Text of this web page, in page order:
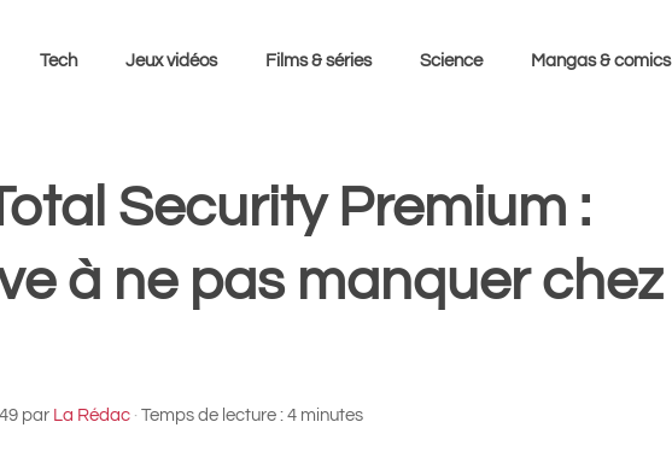
Tech Jeux vidéos Films & séries Science Mangas & comics
Security Premium :
à ne pas manquer chez
par La Rédac · Temps de lecture : 4 minutes